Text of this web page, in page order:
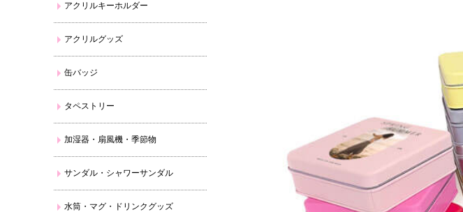
アクリルキーホルダー
アクリルグッズ
缶バッジ
タペストリー
加湿器・扇風機・季節物
サンダル・シャワーサンダル
水筒・マグ・ドリンクグッズ